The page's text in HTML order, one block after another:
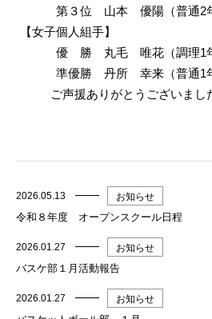
第３位 山本 優陽（普通2年
【女子個人組手】
優 勝 丸毛 唯花（調理1
準優勝 丹所 幸来（普通1年
ご声援ありがとうございまし
2026.05.13 お知らせ
令和８年度 オープンスクール日程
2026.01.27 お知らせ
バスケ部１月活動報告
2026.01.27 お知らせ